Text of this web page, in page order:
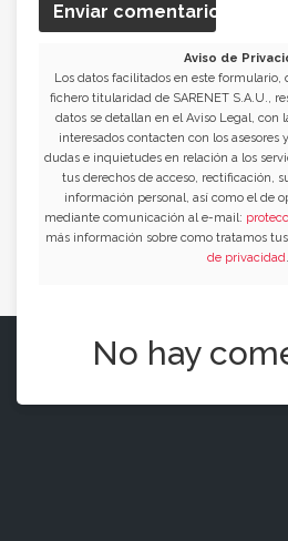
Enviar comentario
Aviso de
Los datos facilitados en este formulario,
fichero titularidad de SARENET S.A.U.,
datos se detallan en el Aviso Legal, con
interesados contacten con los asesores
dudas e inquietudes en relación a los
tus derechos de acceso, rectificación,
información personal, así como el de
mediante comunicación al e-mail:
más información sobre como tratamos
de privacidad.
No hay